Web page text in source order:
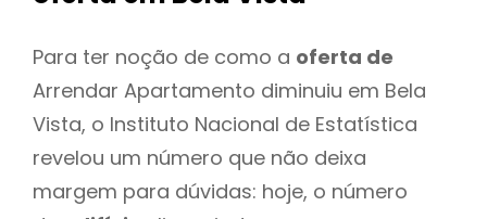
Para ter noção de como a oferta de
Arrendar Apartamento diminuiu em Bela
Vista, o Instituto Nacional de Estatística
revelou um número que não deixa
margem para dúvidas: hoje, o número